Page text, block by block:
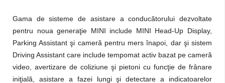
Gama de sisteme de asistare a conducătorului dezvoltate
pentru noua generaţie MINI include MINI Head-Up Display,
Parking Assistant şi cameră pentru mers înapoi, dar şi sistem
Driving Assistant care include tempomat activ bazat pe cameră
video, avertizare de coliziune şi pietoni cu funcţie de frânare
iniţială, asistare a fazei lungi şi detectare a indicatoarelor